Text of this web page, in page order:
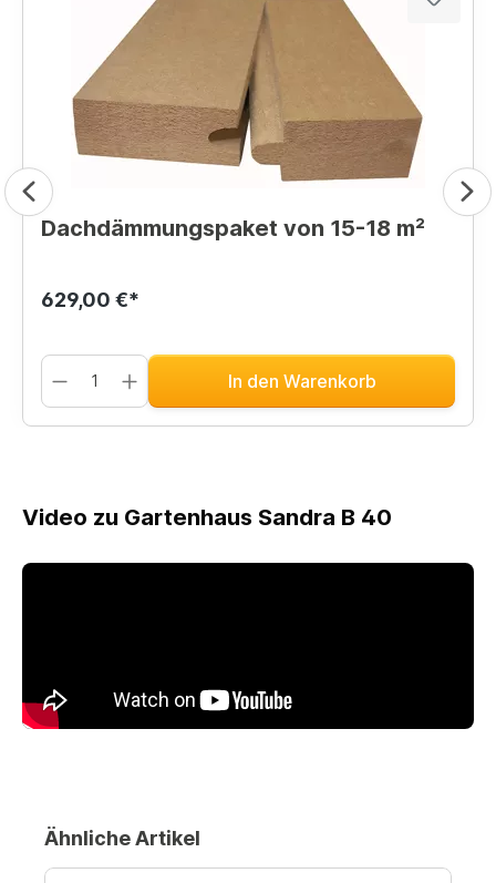
Dachdämmungspaket von 15-18 m²
629,00 €*
In den Warenkorb
Video zu Gartenhaus Sandra B 40
Ähnliche Artikel